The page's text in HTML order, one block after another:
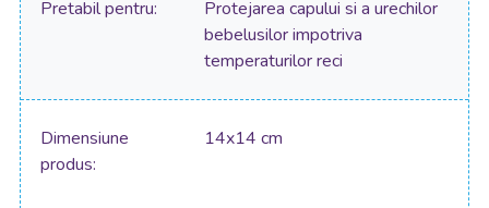
Pretabil pentru
Protejarea capului si a urechilor
bebelusilor impotriva
temperaturilor reci
Dimensiune
produs
14x14 cm